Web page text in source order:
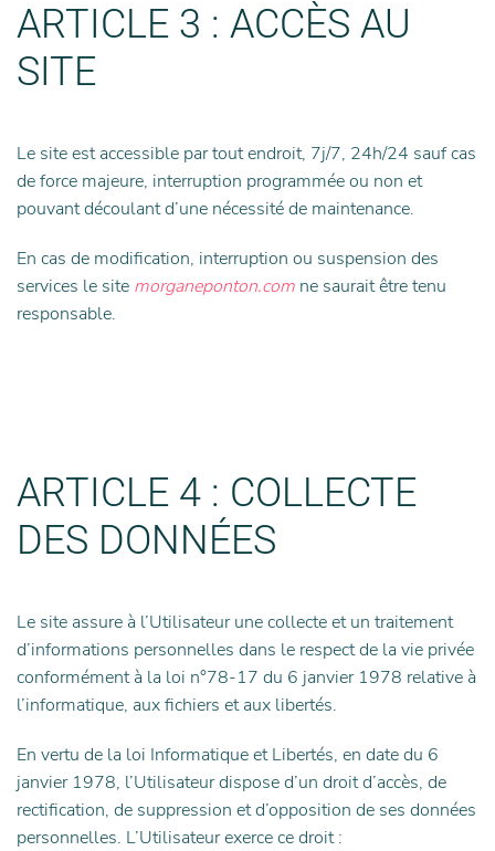
ARTICLE 3 : ACCÈS AU
SITE
Le site est accessible par tout endroit, 7j/7, 24h/24 sauf cas
de force majeure, interruption programmée ou non et
pouvant découlant d’une nécessité de maintenance.
En cas de modification, interruption ou suspension des
services le site morganeponton.com ne saurait être tenu
responsable.
ARTICLE 4 : COLLECTE
DES DONNÉES
Le site assure à l’Utilisateur une collecte et un traitement
d’informations personnelles dans le respect de la vie privée
conformément à la loi n°78-17 du 6 janvier 1978 relative à
l’informatique, aux fichiers et aux libertés.
En vertu de la loi Informatique et Libertés, en date du 6
janvier 1978, l’Utilisateur dispose d’un droit d’accès, de
rectification, de suppression et d’opposition de ses données
personnelles. L’Utilisateur exerce ce droit :